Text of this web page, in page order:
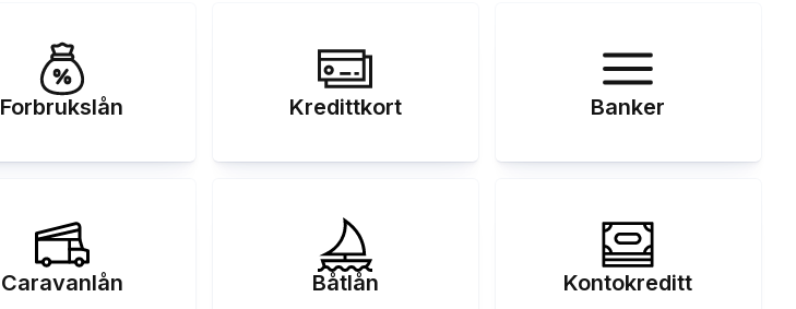
Forbrukslån Kredittkort Banker
Caravanlån Båtlån Kontokreditt